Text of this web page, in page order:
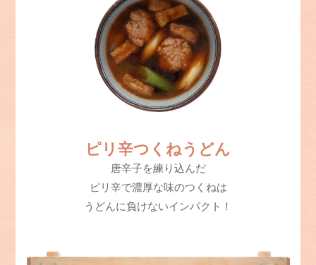
ピリ辛つくねうどん
唐辛子を練り込んだ
ピリ辛で濃厚な味のつくねは
うどんに負けないインパクト！